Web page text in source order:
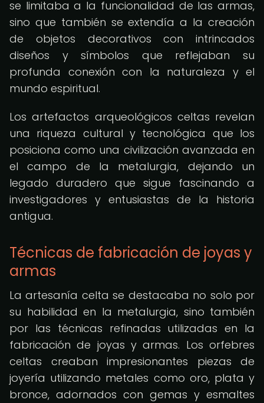
se limitaba a la funcionalidad de las armas,
sino que también se extendía a la creación
de objetos decorativos con intrincados
diseños y símbolos que reflejaban su
profunda conexión con la naturaleza y el
mundo espiritual.
Los artefactos arqueológicos celtas revelan
una riqueza cultural y tecnológica que los
posiciona como una civilización avanzada en
el campo de la metalurgia, dejando un
legado duradero que sigue fascinando a
investigadores y entusiastas de la historia
antigua.
Técnicas de fabricación de joyas y
armas
La artesanía celta se destacaba no solo por
su habilidad en la metalurgia, sino también
por las técnicas refinadas utilizadas en la
fabricación de joyas y armas. Los orfebres
celtas creaban impresionantes piezas de
joyería utilizando metales como oro, plata y
bronce, adornados con gemas y esmaltes